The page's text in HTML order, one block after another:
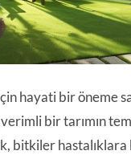
hayati bir öneme
bir tarımın
bitkiler hastalıklara